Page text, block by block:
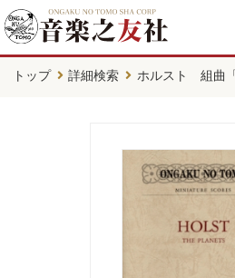
トップ 詳細検索 ホルスト 組曲「